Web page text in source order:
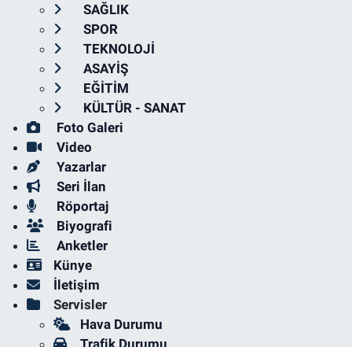
SAĞLIK
SPOR
TEKNOLOJİ
ASAYİŞ
EĞİTİM
KÜLTÜR - SANAT
Foto Galeri
Video
Yazarlar
Seri İlan
Röportaj
Biyografi
Anketler
Künye
İletişim
Servisler
Hava Durumu
Trafik Durumu